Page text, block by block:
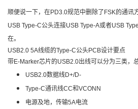
顺便说一下，在PD3.0规范中删除了FSK的通讯
USB Type-C公头连接USB Type-A或者USB
在。
USB2.0 5A线缆的Type-C公头PCB设计要点
带E-Marker芯片的USB2.0出线可以分为三类，
USB2.0数据线D+/D-
Type-C通讯线CC和VCONN
电源及地，传输5A电流